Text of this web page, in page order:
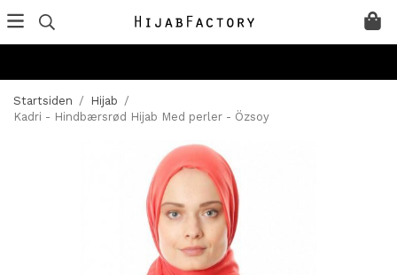
Startsiden / Hijab /
Kadri - Hindbærsrød Hijab Med perler - Özsoy